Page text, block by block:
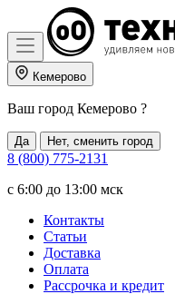
Кемерово
Ваш город Кемерово ?
Да Нет, сменить город
8 (800) 775-2131
c 6:00 до 13:00 мск
Контакты
Статьи
Доставка
Оплата
Рассрочка и кредит